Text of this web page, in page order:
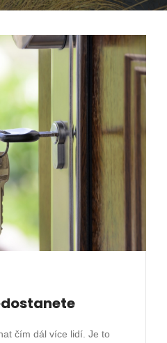
čím dál více lidí. Je to